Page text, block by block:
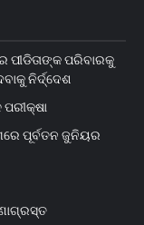
ପୀଡିତାଙ୍କ ପରିବାରକୁ
ନିର୍ଦ୍ଦେଶ
ପୂର୍ବତନ ଜୁନିୟର